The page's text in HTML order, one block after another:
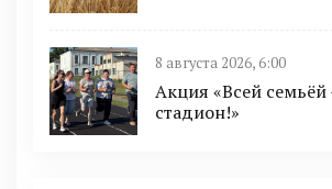
8 августа 2026, 6:00
Акция «Всей
стадион!»